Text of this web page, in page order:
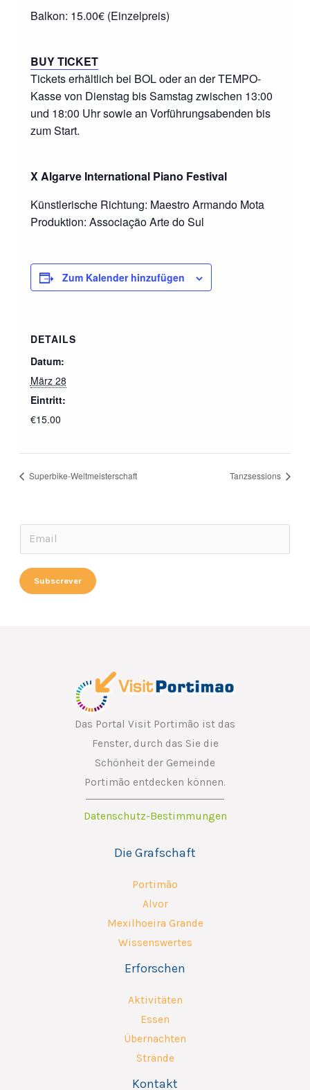
Balkon: 15.00€ (Einzelpreis)
BUY TICKET
Tickets erhältlich bei BOL oder an der TEMPO-
Kasse von Dienstag bis Samstag zwischen 13:00
und 18:00 Uhr sowie an Vorführungsabenden bis
zum Start.
X Algarve International Piano Festival
Künstlerische Richtung: Maestro Armando Mota
Produktion: Associação Arte do Sul
Zum Kalender hinzufügen
DETAILS
Datum:
März 28
Eintritt:
€15.00
Superbike-Weltmeisterschaft Tanzsessions
*
m
a
m
a
i
Subscrever
Das Portal Visit Portimão ist das
Fenster, durch das Sie die
Schönheit der Gemeinde
Portimão entdecken können.
Datenschutz-Bestimmungen
Die Grafschaft
Portimão
Alvor
Mexilhoeira Grande
Wissenswertes
Erforschen
Aktivitäten
Essen
Übernachten
Strände
Kontakt